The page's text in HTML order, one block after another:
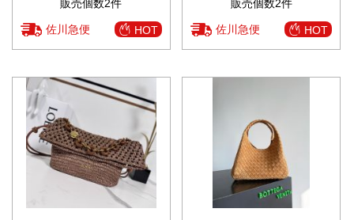
販売個数2件
佐川急便 HOT
販売個数2件
佐川急便 HOT